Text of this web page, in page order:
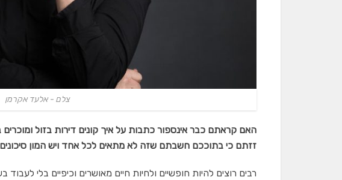
צלם - אלעד אקרמן
האם קראתם כבר אינספור כתבות על איך קונים דירות בזול ומוכרים
זזתם כי בתוככם חשבתם שזה לא מתאים לכל אחד ויש המון
רבים רוצים להיות חופשיים ולחיות חיים מאושרים וכיפיים בלי